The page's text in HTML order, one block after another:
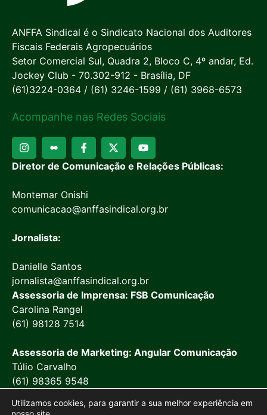
ANFFA Sindical é o Sindicato Nacional dos Auditores
Fiscais Federais Agropecuários
Setor Comercial Sul, Quadra 2, Bloco C, 4º andar, Ed.
Jockey Club - 70.302-912 - Brasília, DF
(61)3224-0364 / (61) 3246-1599 / (61) 3968-6573
Acompanhe nas Redes Sociais
Diretor de Comunicação e Relações Públicas:
Montemar Onishi
comunicacao@anffasindical.org.br
Jornalista:
Danielle Santos
jornalista@anffasindical.org.br
Assessoria de Imprensa: FSB Comunicação
Carolina Rangel
(61) 98128 7514
Assessoria de Marketing: Angular Comunicação
Túlio Carvalho
(61) 98365 9548
Utilizamos cookies, para garantir a sua melhor experiência em